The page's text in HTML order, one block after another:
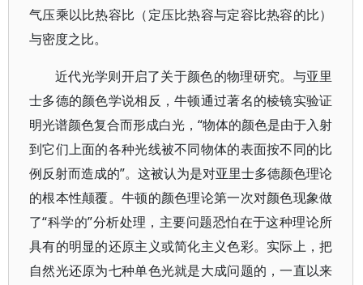
气压乘以比热容比（定压比热容与定容比热容的比）
与密度之比。
近代光学则开启了关于颜色的物理研究。与亚里
士多德的颜色学说相反，牛顿通过著名的棱镜实验证
明光谱颜色复合而形成白光，“物体的颜色是由于入射
到它们上面的各种光线被不同物体的表面按不同的比
例反射而造成的”。这被认为是对亚里士多德颜色理论
的根本性颠覆。牛顿的颜色理论第一次对颜色现象做
了“科学的”分析处理，主要问题恐怕在于这种理论所
具有的明显的还原主义或简化主义色彩。实际上，把
自然光还原为七种单色光就是大成问题的，一直以来